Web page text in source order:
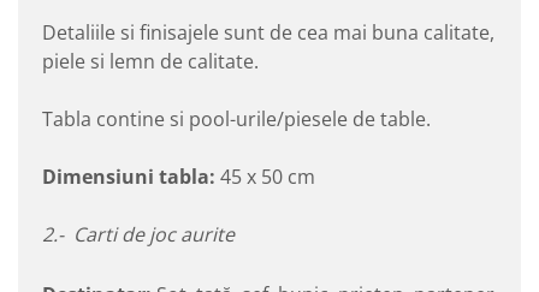
Detaliile si finisajele sunt de cea mai buna calitate,
piele si lemn de calitate.
Tabla contine si pool-urile/piesele de table.
Dimensiuni tabla: 45 x 50 cm
2.- Carti de joc aurite